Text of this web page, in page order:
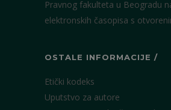
Pravnog fakulteta u Beogradu
elektronskih časopisa s
OSTALE INFORMACIJE /
Etički kodeks
Uputstvo za autore